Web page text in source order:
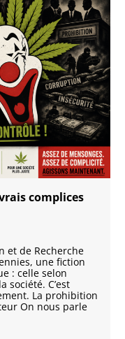
complices
et de Recherche
une fiction
: celle selon
C’est
La prohibition
On nous parle